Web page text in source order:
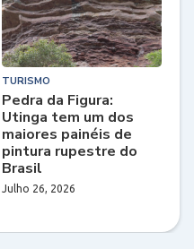
TURISMO
Pedra da Figura:
Utinga tem um dos
maiores painéis de
pintura rupestre do
Brasil
Julho 26, 2026